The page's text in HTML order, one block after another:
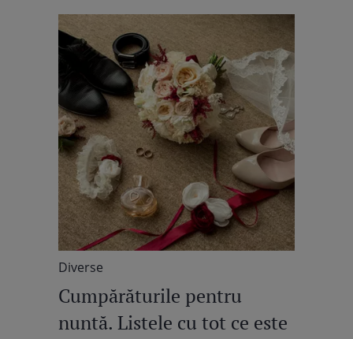
Diverse
Cumpărăturile pentru
nuntă. Listele cu tot ce este